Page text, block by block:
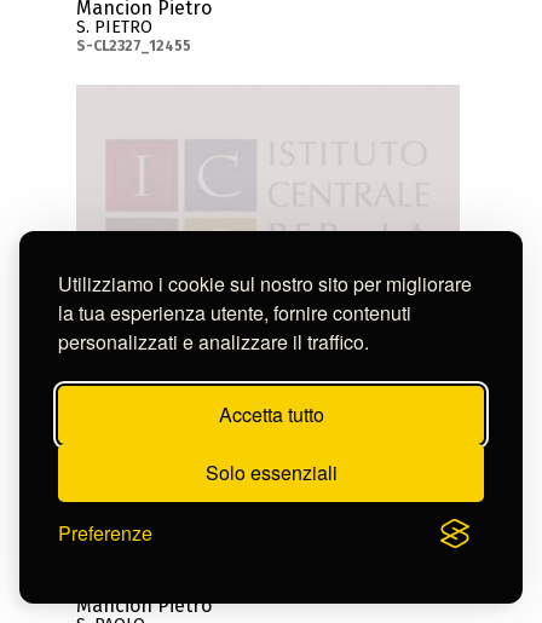
Utilizziamo i cookie sul nostro sito per migliorare
la tua esperienza utente, fornire contenuti
personalizzati e analizzare il traffico.
Accetta tutto
Solo essenziali
Preferenze
Mancion Pietro
S. PIETRO
S-CL2327_12455
Mancion Pietro